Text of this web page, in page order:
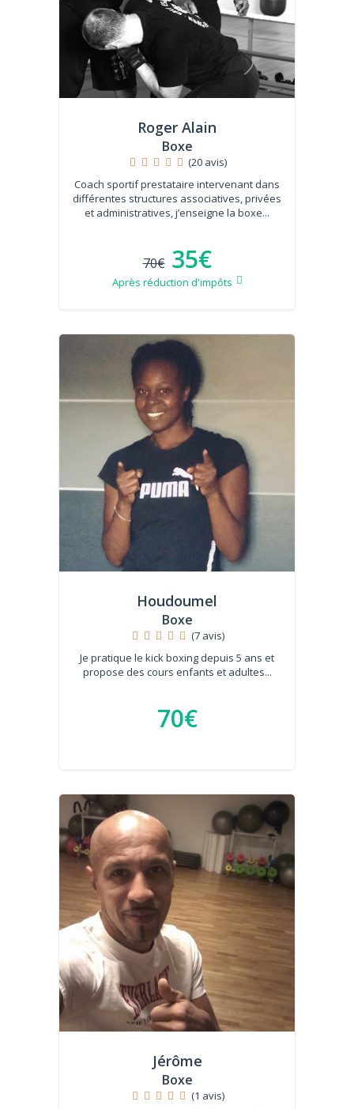
Roger Alain
Boxe
(20 avis)
Coach sportif prestataire intervenant dans
différentes structures associatives, privées
et administratives, j’enseigne la boxe...
70€ 35€
Après réduction d'impôts
Houdoumel
Boxe
(7 avis)
Je pratique le kick boxing depuis 5 ans et
propose des cours enfants et adultes...
70€
Jérôme
Boxe
(1 avis)